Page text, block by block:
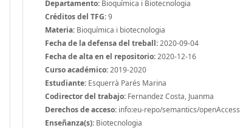
Departamento: Bioquímica i Biotecnologia
Créditos del TFG:9
Materia: Bioquímica i biotecnologia
Fecha de la defensa del treball:2020-09-04
Fecha de alta en el repositorio:2020-12-16
Curso académico:2019-2020
Estudiante: Esquerrà Parés Marina
Codirector del trabajo: Fernandez Costa, Juanma
Derechos de acceso: info:eu-repo/semantics/openAccess
Enseñanza(s): Biotecnologia